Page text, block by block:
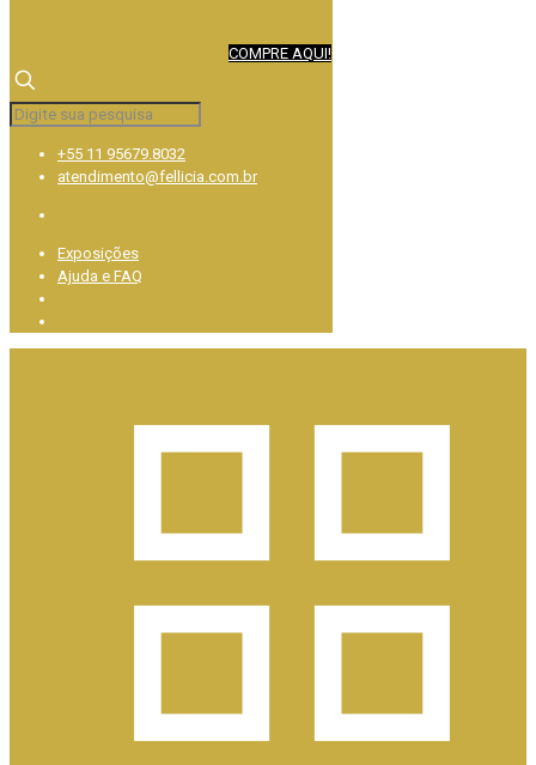
COMPRE AQUI!
+55 11 95679.8032
atendimento@fellicia.com.br
Exposições
Ajuda e FAQ